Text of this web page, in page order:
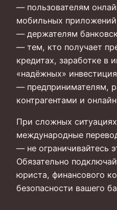
— пользователям
мобильных
— держателям
— тем, кто получает
кредитах, заработке в
«надёжных»
— предпринимателям,
контрагентами и
При сложных
международные
— не ограничивайтесь
Обязательно
юриста, финансового
безопасности вашего